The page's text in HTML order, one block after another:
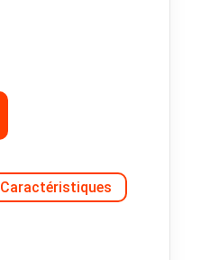
Caractéristiques